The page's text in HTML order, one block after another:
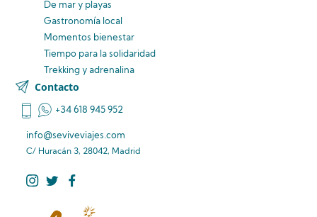
De mar y playas
Gastronomía local
Momentos bienestar
Tiempo para la solidaridad
Trekking y adrenalina
Contacto
+34 618 945 952
info@seviveviajes.com
C/ Huracán 3, 28042, Madrid